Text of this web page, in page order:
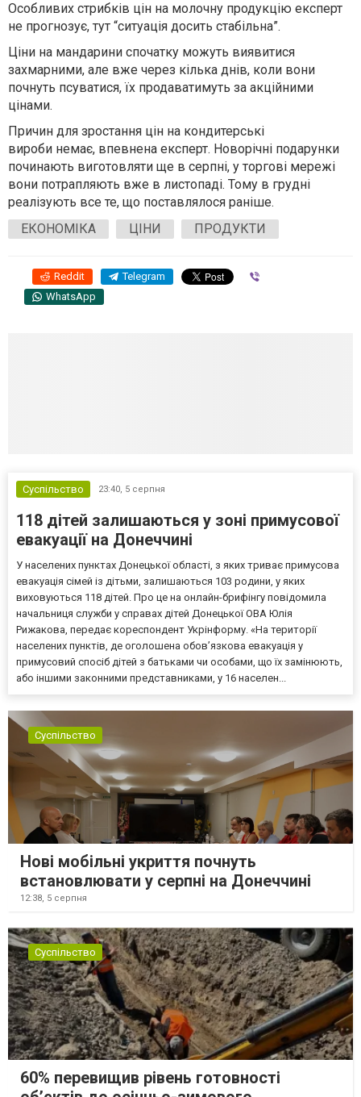
Особливих стрибків цін на молочну продукцію експерт
не прогнозує, тут “ситуація досить стабільна”.
Ціни на мандарини спочатку можуть виявитися
захмарними, але вже через кілька днів, коли вони
почнуть псуватися, їх продаватимуть за акційними
цінами.
Причин для зростання цін на кондитерські
вироби немає, впевнена експерт. Новорічні подарунки
починають виготовляти ще в серпні, у торгові мережі
вони потрапляють вже в листопаді. Тому в грудні
реалізують все те, що поставлялося раніше.
ЕКОНОМІКА
ЦІНИ ПРОДУКТИ
Reddit Telegram
WhatsApp
Суспільство 23:40, 5 серпня
118 дітей залишаються у зоні примусової
евакуації на Донеччині
У населених пунктах Донецької області, з яких триває примусова
евакуація сімей із дітьми, залишаються 103 родини, у яких
виховуються 118 дітей. Про це на онлайн-брифінгу повідомила
начальниця служби у справах дітей Донецької ОВА Юлія
Рижакова, передає кореспондент Укрінформу. «На території
населених пунктів, де оголошена обов’язкова евакуація у
примусовий спосіб дітей з батьками чи особами, що їх замінюють,
або іншими законними представниками, у 16 населен...
Суспільство
Нові мобільні укриття почнуть
встановлювати у серпні на Донеччині
12:38, 5 серпня
Суспільство
60% перевищив рівень готовності